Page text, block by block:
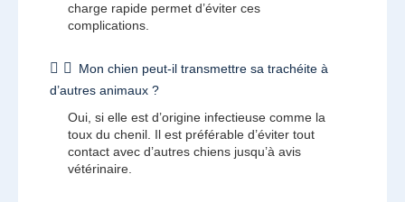
charge rapide permet d’éviter ces
complications.
Mon chien peut-il transmettre sa trachéite à
d’autres animaux ?
Oui, si elle est d’origine infectieuse comme la
toux du chenil. Il est préférable d’éviter tout
contact avec d’autres chiens jusqu’à avis
vétérinaire.